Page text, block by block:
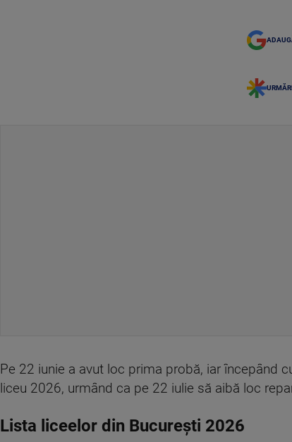
Pe 22 iunie a avut loc prima probă, iar începând
liceu 2026, urmând ca pe 22 iulie să aibă loc
Lista liceelor din București 2026